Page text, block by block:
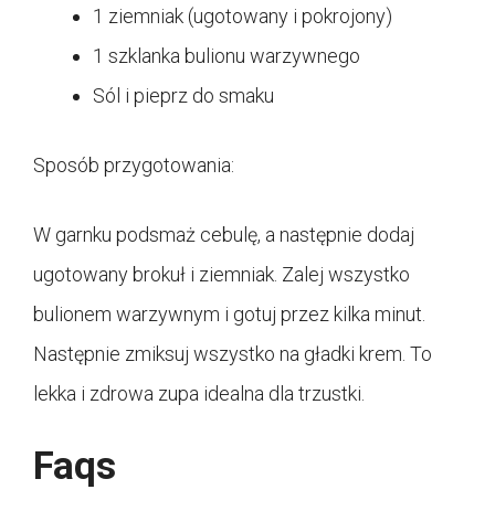
1 ziemniak (ugotowany i pokrojony)
1 szklanka bulionu warzywnego
Sól i pieprz do smaku
Sposób przygotowania:
W garnku podsmaż cebulę, a następnie dodaj
ugotowany brokuł i ziemniak. Zalej wszystko
bulionem warzywnym i gotuj przez kilka minut.
Następnie zmiksuj wszystko na gładki krem. To
lekka i zdrowa zupa idealna dla trzustki.
Faqs